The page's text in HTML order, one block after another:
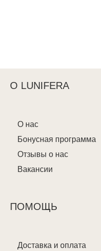
О LUNIFERA
О нас
Бонусная программа
Отзывы о нас
Вакансии
ПОМОЩЬ
Доставка и оплата